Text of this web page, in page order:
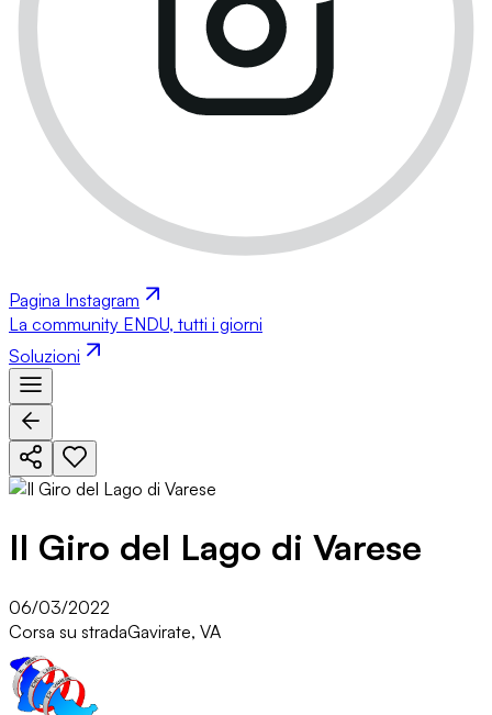
Pagina Instagram
La community ENDU, tutti i giorni
Soluzioni
Il Giro del Lago di Varese
06/03/2022
Corsa su stradaGavirate, VA